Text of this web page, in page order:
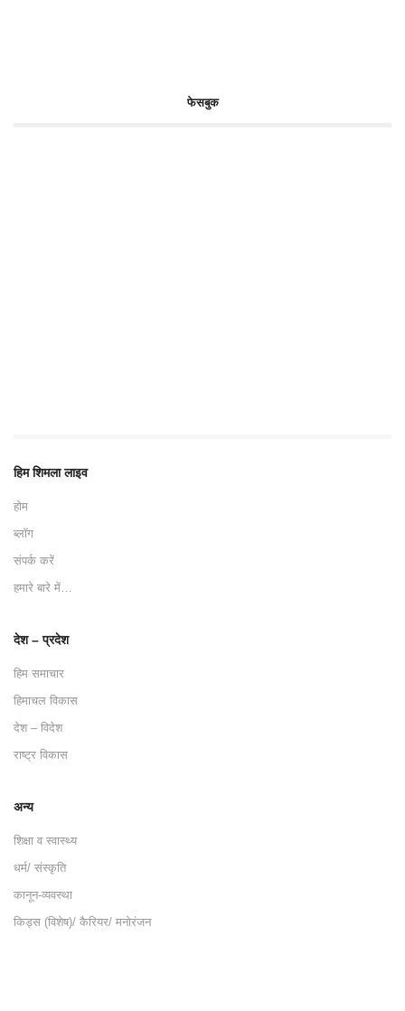
फेसबुक
हिम शिमला लाइव
होम
ब्लॉग
संपर्क करें
हमारे बारे में…
देश – प्रदेश
हिम समाचार
हिमाचल विकास
देश – विदेश
राष्ट्र विकास
अन्य
शिक्षा व स्वास्थ्य
धर्म/ संस्कृति
कानून-व्यवस्था
किड्स (विशेष)/ कैरियर/ मनोरंजन